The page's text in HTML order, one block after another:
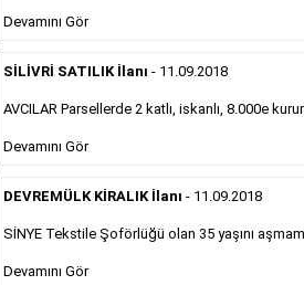
Dijital
arttığı
halen en
ilanlara
Kampanyalarımız
Devamını Gör
SİLİVRİ SATILIK İlanı - 11.09.2018
AVCILAR Parsellerde 2 katlı, iskanlı, 8.000e
Devamını Gör
DEVREMÜLK KİRALIK İlanı - 11.09.2018
SİNYE Tekstile Şoförlüğü olan 35 yaşını
Devamını Gör